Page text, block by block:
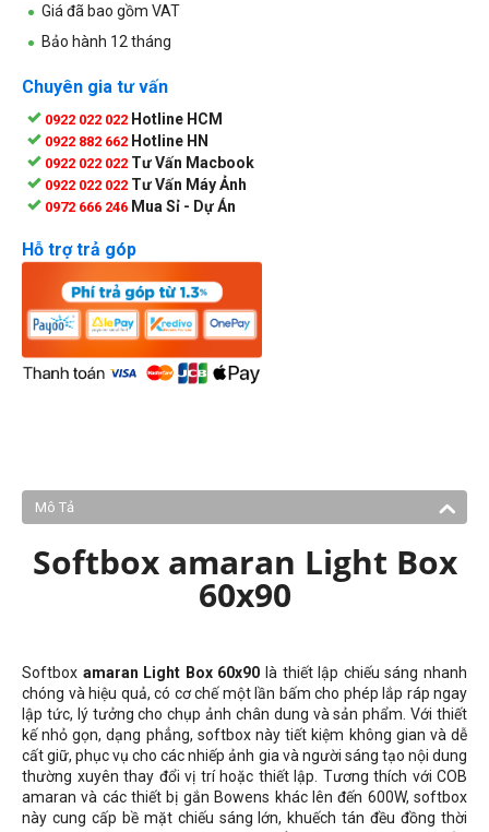
Giá đã bao gồm VAT
Bảo hành 12 tháng
Chuyên gia tư vấn
0922 022 022 Hotline HCM
0922 882 662 Hotline HN
0922 022 022 Tư Vấn Macbook
0922 022 022 Tư Vấn Máy Ảnh
0972 666 246 Mua Sỉ - Dự Án
Hỗ trợ trả góp
Mô Tả
Softbox amaran Light Box
60x90
Softbox amaran Light Box 60x90 là thiết lập chiếu sáng nhanh
chóng và hiệu quả, có cơ chế một lần bấm cho phép lắp ráp ngay
lập tức, lý tưởng cho chụp ảnh chân dung và sản phẩm. Với thiết
kế nhỏ gọn, dạng phẳng, softbox này tiết kiệm không gian và dễ
cất giữ, phục vụ cho các nhiếp ảnh gia và người sáng tạo nội dung
thường xuyên thay đổi vị trí hoặc thiết lập. Tương thích với COB
amaran và các thiết bị gắn Bowens khác lên đến 600W, softbox
này cung cấp bề mặt chiếu sáng lớn, khuếch tán đều đồng thời